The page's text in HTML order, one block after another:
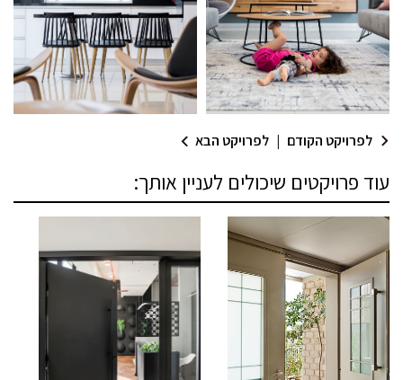
לפרויקט הקודם | לפרויקט הבא
עוד פרויקטים שיכולים לעניין אותך: